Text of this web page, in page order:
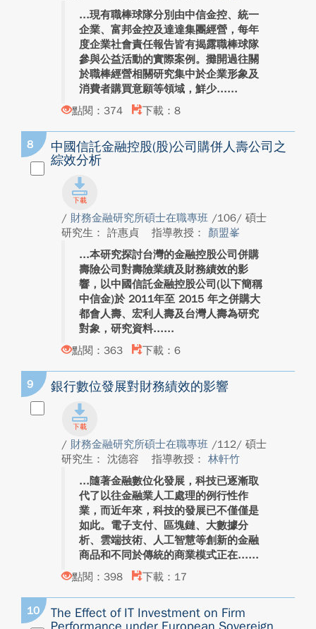
現有職棒球隊分別由中信金控、統一
企業、富邦金控及達達集團經營，每年
度企業社會責任報告皆有揭露職棒球隊
參與公益活動的實際案例。攤開過往關
於職棒經營相關研究集中於企業形象及
消費者購買意願等領域，鮮少...
點閱：374
下載：8
8
中國信託金融控股(股)公司購併人壽公司之
綜效分析
/ 財務金融研究所碩士在職專班 /106/ 碩士
研究生： 許惠貞
指導教授： 顏盟峯
本研究探討台灣的金融控股公司併購
壽險公司對壽險業績及財務績效的影
響，以中國信託金融控股公司(以下簡稱
中信金)於 2011年至 2015 年之併購大
都會人壽、宏利人壽及台灣人壽為研究
對象，研究資料...
點閱：363
下載：6
9 銀行數位發展對財務績效的影響
/ 財務金融研究所碩士在職專班 /112/ 碩士
研究生： 沈德容
指導教授： 林軒竹
隨著金融數位化發展，科技已逐漸取
代了以往金融業人工處理的例行性作
業，而近年來，科技的發展已不僅僅是
如此。電子支付、區塊鏈、大數據分
析、雲端技術、人工智慧等創新的金融
商品和不同於傳統的商業模式正在...
點閱：398
下載：17
10
The Effect of IT Investment on Firm